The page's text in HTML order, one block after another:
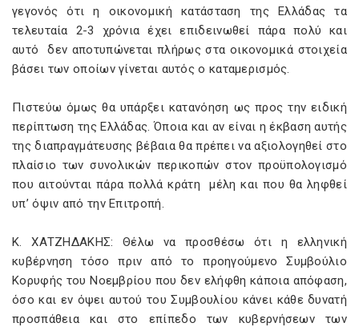
γεγονός ότι η οικονομική κατάσταση της Ελλάδας τα
τελευταία 2-3 χρόνια έχει επιδεινωθεί πάρα πολύ και
αυτό δεν αποτυπώνεται πλήρως στα οικονομικά στοιχεία
βάσει των οποίων γίνεται αυτός ο καταμερισμός.
Πιστεύω όμως θα υπάρξει κατανόηση ως προς την ειδική
περίπτωση της Ελλάδας. Όποια και αν είναι η έκβαση αυτής
της διαπραγμάτευσης βέβαια θα πρέπει να αξιολογηθεί στο
πλαίσιο των συνολικών περικοπών στον προϋπολογισμό
που αιτούνται πάρα πολλά κράτη μέλη και που θα ληφθεί
υπ’ όψιν από την Επιτροπή.
Κ. ΧΑΤΖΗΔΑΚΗΣ: Θέλω να προσθέσω ότι η ελληνική
κυβέρνηση τόσο πριν από το προηγούμενο Συμβούλιο
Κορυφής του Νοεμβρίου που δεν ελήφθη κάποια απόφαση,
όσο και εν όψει αυτού του Συμβουλίου κάνει κάθε δυνατή
προσπάθεια και στο επίπεδο των κυβερνήσεων των